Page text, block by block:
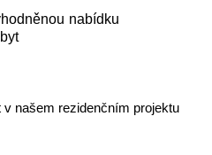
nabídku